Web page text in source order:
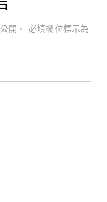
開。
必填欄位標示為